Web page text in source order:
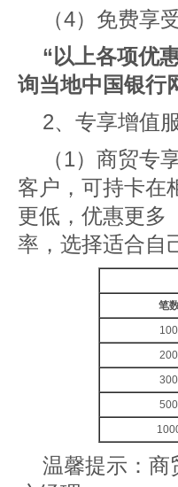
（4）免费享
“以上各项优
询当地中国银行
2、专享增值
（1）商贸专
客户，可持卡在
更低，优惠更多
率，选择适合自
笔
100
200
300
500
温馨提示：商